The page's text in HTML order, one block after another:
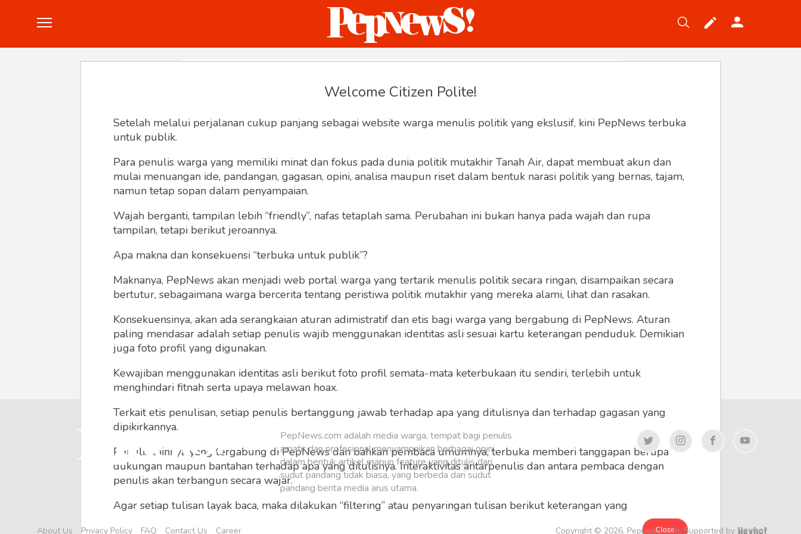
password
Sudah punya akun? Masuk
Welcome Citizen Polite!
Setelah melalui perjalanan cukup panjang sebagai website warga menulis politik yang ekslusif, kini PepNews terbuka
untuk publik.
Para penulis warga yang memiliki minat dan fokus pada dunia politik mutakhir Tanah Air, dapat membuat akun dan
mulai menuangan ide, pandangan, gagasan, opini, analisa maupun riset dalam bentuk narasi politik yang bernas, tajam,
namun tetap sopan dalam penyampaian.
Wajah berganti, tampilan lebih “friendly”, nafas tetaplah sama. Perubahan ini bukan hanya pada wajah dan rupa
tampilan, tetapi berikut jeroannya.
Apa makna dan konsekuensi “terbuka untuk publik”?
Maknanya, PepNews akan menjadi web portal warga yang tertarik menulis politik secara ringan, disampaikan secara
bertutur, sebagaimana warga bercerita tentang peristiwa politik mutakhir yang mereka alami, lihat dan rasakan.
Konsekuensinya, akan ada serangkaian aturan adimistratif dan etis bagi warga yang bergabung di PepNews. Aturan
paling mendasar adalah setiap penulis wajib menggunakan identitas asli sesuai kartu keterangan penduduk. Demikian
juga foto profil yang digunakan.
Kewajiban menggunakan identitas asli berikut foto profil semata-mata keterbukaan itu sendiri, terlebih untuk
menghindari fitnah serta upaya melawan hoax.
Terkait etis penulisan, setiap penulis bertanggung jawab terhadap apa yang ditulisnya dan terhadap gagasan yang
dipikirkannya.
Penulis lainnya yang tergabung di PepNews dan bahkan pembaca umumnya, terbuka memberi tanggapan berupa
dukungan maupun bantahan terhadap apa yang ditulisnya. Interaktivitas antarpenulis dan antara pembaca dengan
penulis akan terbangun secara wajar.
Agar setiap tulisan layak baca, maka dilakukan “filtering” atau penyaringan tulisan berikut keterangan yang
Close
PepNews.com adalah media warga, tempat bagi penulis
amatir dan profesional menyampaikan berbagai opini
dalam bentuk artikel mapun feature yang ditulis dari
sudut pandang tidak biasa, yang berbeda dari sudut
pandang berita media arus utama.
About Us Privacy Policy FAQ Contact Us Career Copyright © 2026, Pepnews.com. Supported by